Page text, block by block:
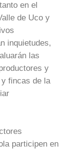
en el
de Uco y
inquietudes,
las
y
fincas de la
participen en